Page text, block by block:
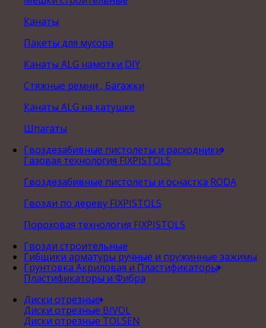
Канаты
Пакеты для мусора
Канаты ALG намотки DIY
Стяжные ремни , Багажки
Канаты ALG на катушке
Шпагаты
Гвоздезабивные пистолеты и расходники
Газовая технология FIXPISTOLS
Гвоздезабивные пистолеты и оснастка RODA
Гвозди по дереву FIXPISTOLS
Пороховая технология FIXPISTOLS
Гвозди строительные
Гибщики арматуры ручные и пружинные зажимы
Грунтовка Акриловая и Пластификаторы
Пластификаторы и Фибра
Диски отрезные
Диски отрезные BIVOL
Диски отрезные TOLSEN